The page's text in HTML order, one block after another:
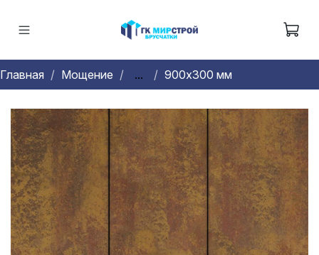
Главная Мощение ... 900х300 мм